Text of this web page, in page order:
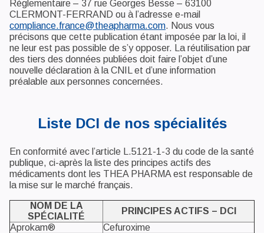
Réglementaire – 37 rue Georges Besse – 63100
CLERMONT-FERRAND ou à l’adresse e-mail
compliance.france@theapharma.com. Nous vous
précisons que cette publication étant imposée par la loi, il
ne leur est pas possible de s’y opposer. La réutilisation par
des tiers des données publiées doit faire l’objet d’une
nouvelle déclaration à la CNIL et d’une information
préalable aux personnes concernées.
Liste DCI de nos spécialités
En conformité avec l’article L.5121-1-3 du code de la santé
publique, ci-après la liste des principes actifs des
médicaments dont les THEA PHARMA est responsable de
la mise sur le marché français.
NOM DE LA
SPÉCIALITÉ
PRINCIPES ACTIFS – DCI
Aprokam®
Cefuroxime